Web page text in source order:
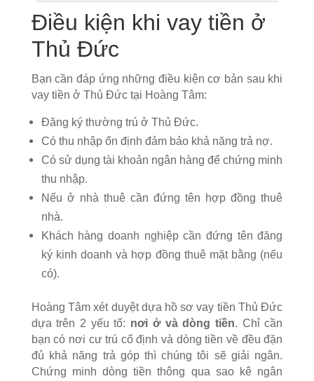
Điều kiện khi vay tiền ở
Thủ Đức
Bạn cần đáp ứng những điều kiện cơ bản sau khi
vay tiền ở Thủ Đức tại Hoàng Tâm:
Đăng ký thường trú ở Thủ Đức.
Có thu nhập ổn định đảm bảo khả năng trả nợ.
Có sử dụng tài khoản ngân hàng để chứng minh
thu nhập.
Nếu ở nhà thuê cần đứng tên hợp đồng thuê
nhà.
Khách hàng doanh nghiệp cần đứng tên đăng
ký kinh doanh và hợp đồng thuê mặt bằng (nếu
có).
Hoàng Tâm xét duyệt dựa hồ sơ vay tiền Thủ Đức
dựa trên 2 yếu tố: nơi ở và dòng tiền. Chỉ cần
bạn có nơi cư trú cố định và dòng tiền về đều đặn
đủ khả năng trả góp thì chúng tôi sẽ giải ngân.
Chứng minh dòng tiền thông qua sao kê ngân